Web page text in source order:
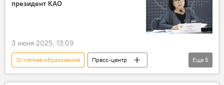
президент КАО
3 июня 2025, 13:09
12-летнее образование
Пресс-центр
Кыргызстан
первый класс
Еще 5